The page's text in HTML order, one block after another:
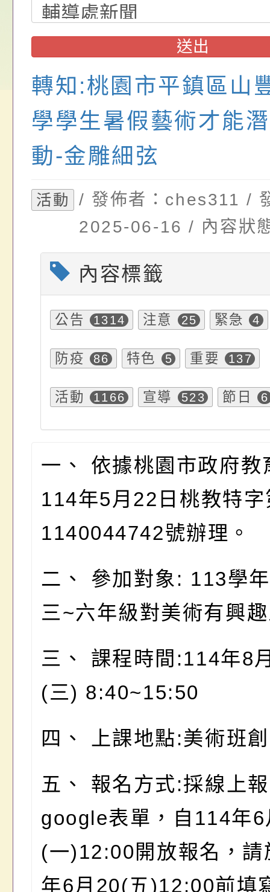
前教育署辦理性別平
置課程與教學人才庫
畫」一案， 請教師
請，請查照。
施問答集
轉知:桃園市交通局
減碳存摺2.0」全民
桃園市政府家庭教育
年度祖孫樂淘桃－祖
祝活動」海報電子檔
位協助鼓勵所屬同仁
名參加，請查照
轉知有關銓敘部建置
員退休所得重審後實
算器」，公立學校退
送出
轉知:桃園市平鎮區山
學學生暑假藝術才能
動-金雕細弦
活動
/ 發佈者：ches311 /
2025-06-16 / 內容狀
內容標籤
公告 1314 注意 25 緊急 4
防疫 86 特色 5 重要 137
活動 1166 宣導 523 節日 6
一、 依據桃園市政府教
114年5月22日桃教特字
1140044742號辦理。
二、 參加對象: 113學
三~六年級對美術有興
三、 課程時間:114年8
(三) 8:40~15:50
四、 上課地點:美術班
五、 報名方式:採線上
google表單，自114年
(一)12:00開放報名，請
年6月20(五)12:00前填